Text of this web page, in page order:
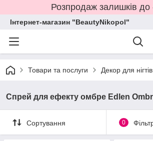
Розпродаж залишків до
Інтернет-магазин "BeautyNikopol"
Товари та послуги Декор для нігтів
Спрей для ефекту омбре Edlen
Сортування 0